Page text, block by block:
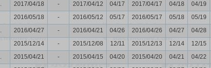
2017/04/18 - 2017/04/12 04/17 2017/04/17 04/18 04/19
2016/05/18 - 2016/05/12 05/17 2016/05/17 05/18 05/19
2016/04/27 - 2016/04/21 04/26 2016/04/26 04/27 04/28
2015/12/14 - 2015/12/08 12/11 2015/12/13 12/14 12/15
2015/04/21 - 2015/04/15 04/20 2015/04/20 04/21 04/22